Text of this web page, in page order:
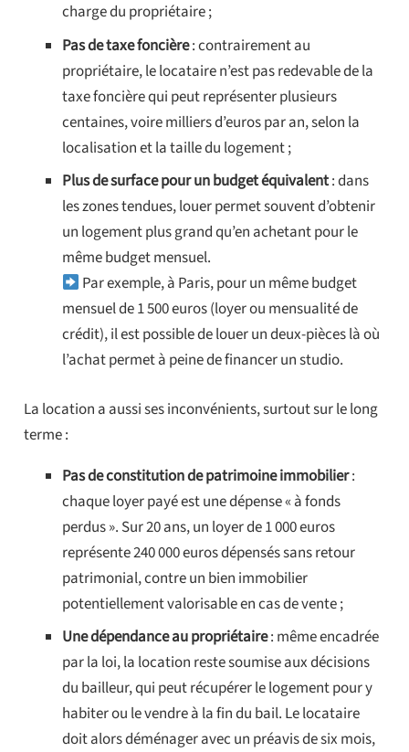
charge du propriétaire ;
Pas de taxe foncière: contrairement au
propriétaire, le locataire n’est pas redevable de la
taxe foncière qui peut représenter plusieurs
centaines, voire milliers d’euros par an, selon la
localisation et la taille du logement ;
Plus de surface pour un budget équivalent:dans
les zones tendues, louer permet souvent d’obtenir
un logement plus grand qu’en achetant pour le
même budget mensuel.
Par exemple, à Paris, pour un même budget
mensuel de 1 500 euros (loyer ou mensualité de
crédit), il est possible de louer un deux-pièces là où
l’achat permet à peine de financer un studio.
La location a aussi ses inconvénients, surtout sur le long
terme :
Pas de constitution de patrimoine immobilier:
chaque loyer payé est une dépense « à fonds
perdus ». Sur 20 ans, un loyer de 1 000 euros
représente 240 000 euros dépensés sans retour
patrimonial, contre un bien immobilier
potentiellement valorisable en cas de vente ;
Une dépendance au propriétaire: même encadrée
par la loi, la location reste soumise aux décisions
du bailleur, qui peut récupérer le logement pour y
habiter ou le vendre à la fin du bail. Le locataire
doit alors déménager avec un préavis de six mois,